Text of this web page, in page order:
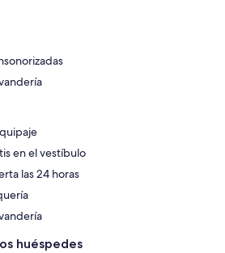
en el vestíbulo
las 24 horas
huéspedes